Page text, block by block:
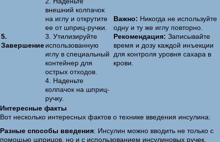
5.
Завершение
внешний колпачок
на иглу и открутите
ее от шприц-ручки.
3. Утилизируйте
использованную
иглу в специальный
контейнер для
острых отходов.
4. Наденьте
колпачок на шприц-
ручку.
Важно: Никогда не используйте
одну и ту же иглу повторно.
Рекомендация: Записывайте
время и дозу каждой инъекции
для контроля уровня сахара в
крови.
Интересные факты
Вот несколько интересных фактов о технике введения инсулина:
Разные способы введения: Инсулин можно вводить не только с
помощью шприцов, но и с использованием инсулиновых ручек,